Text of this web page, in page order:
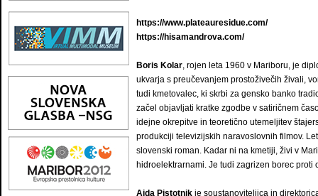
https://www.plateauresidue.com/
https://hisamandrova.com/
Boris Kolar, rojen leta 1960 v Mariboru, je
ukvarja s preučevanjem prostoživečih živali,
tudi kmetovalec, ki skrbi za gensko banko
začel objavljati kratke zgodbe v satiričnem
idejne okrepitve in teoretično utemeljitev
produkciji televizijskih naravoslovnih filmov.
slovenski roman. Kadar ni na kmetiji, živi v
hidroelektrarnami. Je tudi zagrizen borec
Ajda Pistotnik je soustanoviteljica in